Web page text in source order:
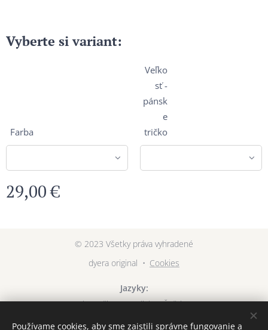
Vyberte si variant:
Farba
Veľko
sť -
pánsk
e
tričko
29,00€
© 2023 Všetky práva vyhradené
dyera original
Cookies
Jazyky
Slovenčina
English
Čeština
Mena
Používame cookies, aby sme zaistili správne fungovanie a